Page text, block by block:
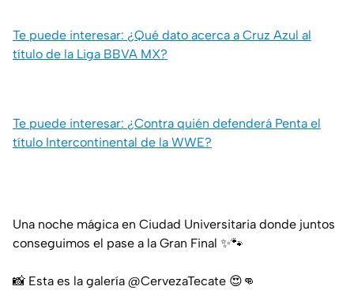
Te puede interesar: ¿Qué dato acerca a Cruz Azul al
título de la Liga BBVA MX?
Te puede interesar: ¿Contra quién defenderá Penta el
título Intercontinental de la WWE?
Una noche mágica en Ciudad Universitaria donde juntos
conseguimos el pase a la Gran Final ✨🐾
📸 Esta es la galería @CervezaTecate 😍👊